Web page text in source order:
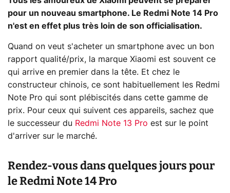
pour un nouveau smartphone. Le Redmi Note 14 Pro
n'est en effet plus très loin de son officialisation.
Quand on veut s'acheter un smartphone avec un bon
rapport qualité/prix, la marque Xiaomi est souvent ce
qui arrive en premier dans la tête. Et chez le
constructeur chinois, ce sont habituellement les Redmi
Note Pro qui sont plébiscités dans cette gamme de
prix. Pour ceux qui suivent ces appareils, sachez que
le successeur du Redmi Note 13 Pro est sur le point
d'arriver sur le marché.
Rendez-vous dans quelques jours pour
le Redmi Note 14 Pro